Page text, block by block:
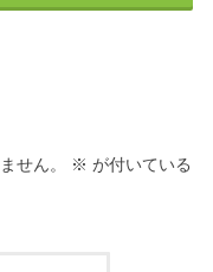
せん。 ※ が付いている